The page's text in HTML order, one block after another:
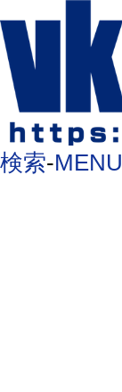
検索-MENU